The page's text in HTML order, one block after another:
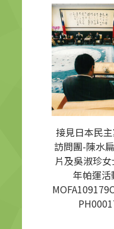
接見日本民
訪問團-陳水
片及吳淑珍
年帕運活